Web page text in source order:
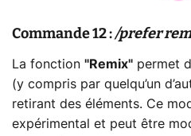
Commande 12 :/prefer
La fonction "Remix" permet
(y compris par quelqu’un
retirant des éléments. Ce
expérimental et peut être